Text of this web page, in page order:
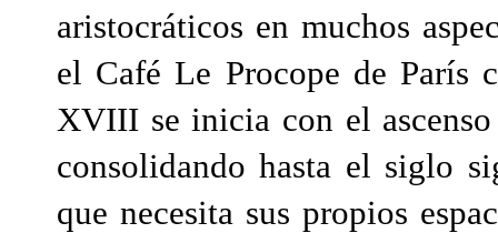
aristocráticos en muchos
el Café Le Procope de París
XVIII se inicia con el
consolidando hasta el siglo
que necesita sus propios